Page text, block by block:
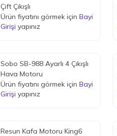
Çift Çıkışlı
Ürün fiyatını görmek için Bayi
Girişi yapınız
Sobo SB-988 Ayarlı 4 Çıkışlı
Hava Motoru
Ürün fiyatını görmek için Bayi
Girişi yapınız
Resun Kafa Motoru King6